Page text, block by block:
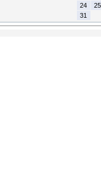
24
25
31